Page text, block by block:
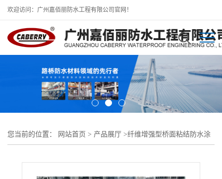
欢迎访问：广州嘉佰丽防水工程有限公司官网！
您当前的位置： 网站首页 > 产品展厅 >纤维增强型桥面粘结防水涂